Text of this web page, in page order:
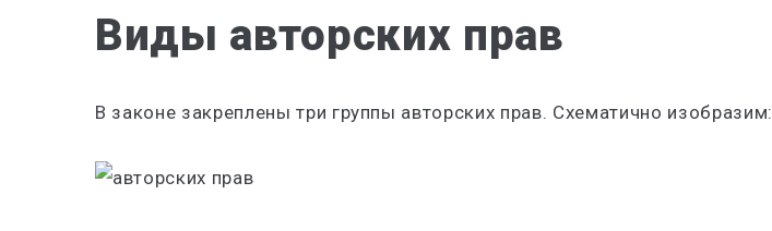
Виды авторских прав
В законе закреплены три группы авторских прав. Схематично изобразим: